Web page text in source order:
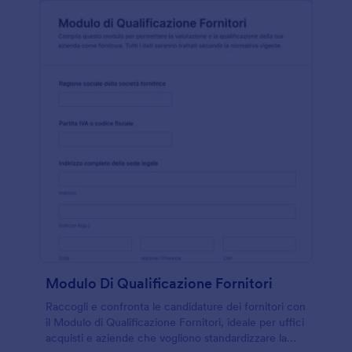
Modulo Di Qualificazione Fornitori
Raccogli e confronta le candidature dei fornitori con
il Modulo di Qualificazione Fornitori, ideale per uffici
acquisti e aziende che vogliono standardizzare la